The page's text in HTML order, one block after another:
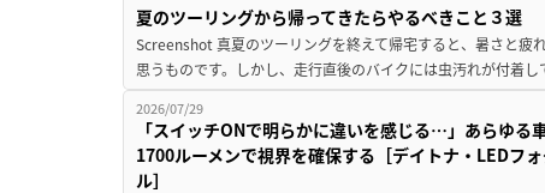
夏のツーリングから帰ってきたらやるべきこと３選
Screenshot 真夏のツーリングを終えて帰宅すると、暑さと疲
思うものです。しかし、走行直後のバイクには虫汚れが付着
2026/07/29
「スイッチONで明らかに違いを感じる…」あらゆる
1700ルーメンで視界を確保する［デイトナ・LEDフ
ル］